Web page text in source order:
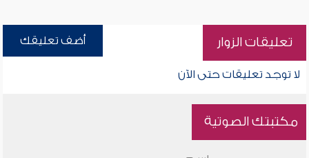
تعليقات الزوار أضف تعليقك
لا توجد تعليقات حتى الآن
مكتبتك الصوتية